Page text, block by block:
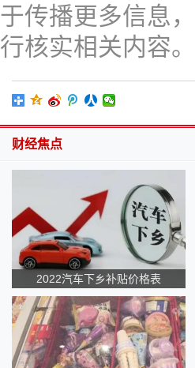
于传播更多信息
行核实相关内容。
财经焦点
2022汽车下乡补贴价格表